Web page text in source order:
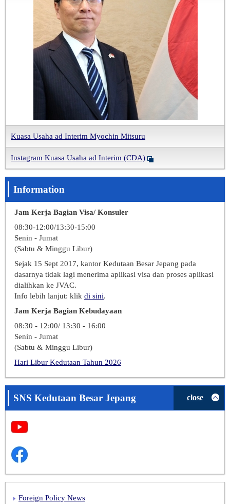
Kuasa Usaha ad Interim Myochin Mitsuru
Instagram Kuasa Usaha ad Interim (CDA)
Information
Jam Kerja Bagian Visa/ Konsuler
08:30-12:00/13:30-15:00
Senin - Jumat
(Sabtu & Minggu Libur)
Sejak 15 Sept 2017, kantor Kedutaan Besar Jepang pada
dasarnya tidak lagi menerima aplikasi visa dan proses aplikasi
dialihkan ke JVAC.
Info lebih lanjut: klik di sini.
Jam Kerja Bagian Kebudayaan
08:30 - 12:00/ 13:30 - 16:00
Senin - Jumat
(Sabtu & Minggu Libur)
Hari Libur Kedutaan Tahun 2026
SNS Kedutaan Besar Jepang close
Foreign Policy News